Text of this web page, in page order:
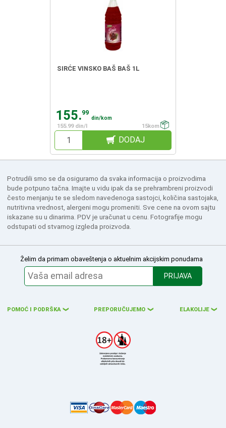
SIRĆE VINSKO BAŠ BAŠ 1L
155.99
din/kom
155.99 din/l
15kom
DODAJ
Potrudili smo se da osiguramo da svaka informacija o proizvodima
bude potpuno tačna. Imajte u vidu ipak da se prehrambreni proizvodi
često menjanju te se sledom navedenoga sastojci, količina sastojaka,
nutritivna vrednost, alergeni mogu promeniti. Sve cene na ovom sajtu
iskazane su u dinarima. PDV je uračunat u cenu. Fotografije mogu
odstupati od stvarnog izgleda proizvoda.
Želim da primam obaveštenja o aktuelnim akcijskim ponudama
PRIJAVA
POMOĆ I PODRŠKA ❮ PREPORUČUJEMO ❮ ELAKOLIJE ❮